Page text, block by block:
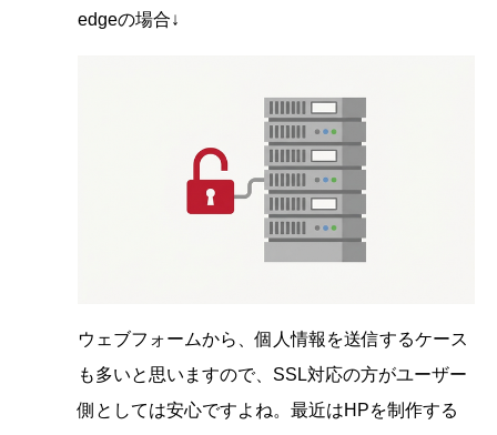
edgeの場合↓
ウェブフォームから、個人情報を送信するケース
も多いと思いますので、SSL対応の方がユーザー
側としては安心ですよね。最近はHPを制作する